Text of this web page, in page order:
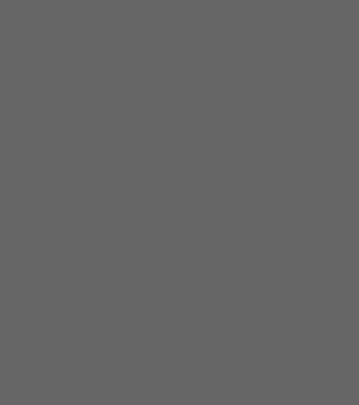
Twojej dobrowolnej